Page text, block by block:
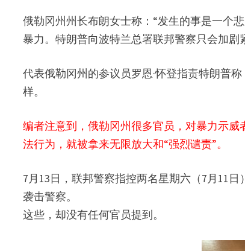
俄勒冈州州长布朗女士称：“发生的事是一个
暴力。特朗普向波特兰总署联邦警察只会加剧
代表俄勒冈州的参议员罗恩·怀登指责特朗普
样。
编者注意到，俄勒冈州很多官员，对暴力示
法行为，就被拿来无限放大和“强烈谴责”。
7月13日，联邦警察指控两名星期六（7月11
袭击警察。
这些，却没有任何官员提到。